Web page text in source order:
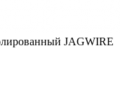
JAGWIRE